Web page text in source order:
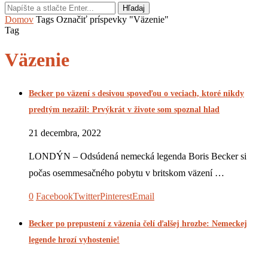
Hľadaj
Domov Tags Označiť príspevky "Väzenie"
Tag
Väzenie
Becker po väzení s desivou spoveďou o veciach, ktoré nikdy
predtým nezažil: Prvýkrát v živote som spoznal hlad
21 decembra, 2022
LONDÝN – Odsúdená nemecká legenda Boris Becker si
počas osemmesačného pobytu v britskom väzení …
0 FacebookTwitterPinterestEmail
Becker po prepustení z väzenia čelí ďalšej hrozbe: Nemeckej
legende hrozí vyhostenie!